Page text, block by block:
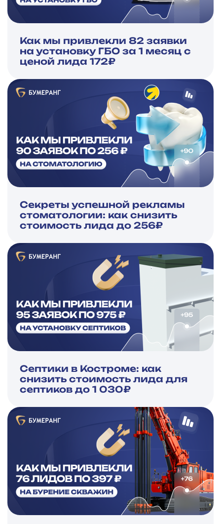
Как мы привлекли 82 заявки
на установку ГБО за 1 месяц с
ценой лида 172₽
Секреты успешной рекламы
стоматологии: как снизить
стоимость лида до 256₽
Септики в Костроме: как
снизить стоимость лида для
септиков до 1 030₽